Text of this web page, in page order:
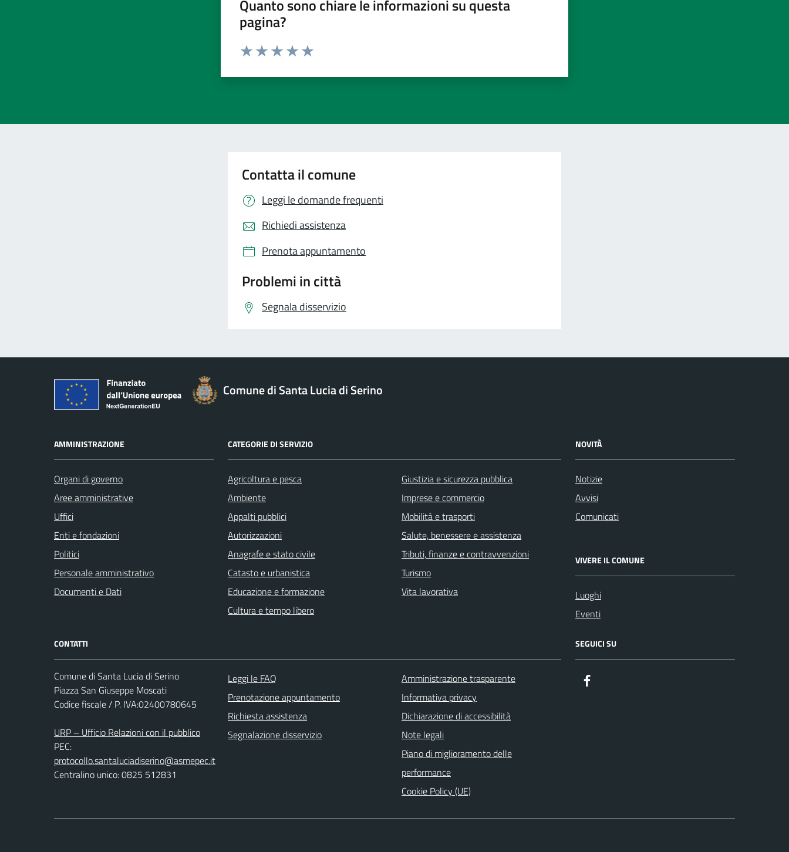
Quanto sono chiare le informazioni su questa
pagina?
Contatta il comune
Leggi le domande frequenti
Richiedi assistenza
Prenota appuntamento
Problemi in città
Segnala disservizio
Comune di Santa Lucia di Serino
AMMINISTRAZIONE
Organi di governo
Aree amministrative
Uffici
Enti e fondazioni
Politici
Personale amministrativo
Documenti e Dati
CATEGORIE DI SERVIZIO
Agricoltura e pesca
Ambiente
Appalti pubblici
Autorizzazioni
Anagrafe e stato civile
Catasto e urbanistica
Educazione e formazione
Cultura e tempo libero
Giustizia e sicurezza pubblica
Imprese e commercio
Mobilità e trasporti
Salute, benessere e assistenza
Tributi, finanze e contravvenzioni
Turismo
Vita lavorativa
NOVITÀ
Notizie
Avvisi
Comunicati
VIVERE IL COMUNE
Luoghi
Eventi
CONTATTI
Comune di Santa Lucia di Serino
Piazza San Giuseppe Moscati
Codice fiscale / P. IVA:02400780645
URP – Ufficio Relazioni con il pubblico
PEC:
protocollo.santaluciadiserino@asmepec.it
Centralino unico: 0825 512831
Leggi le FAQ
Prenotazione appuntamento
Richiesta assistenza
Segnalazione disservizio
Amministrazione trasparente
Informativa privacy
Dichiarazione di accessibilità
Note legali
Piano di miglioramento delle
performance
Cookie Policy (UE)
SEGUICI SU